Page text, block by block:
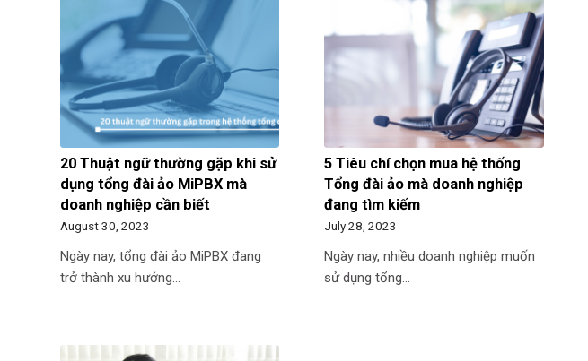
20 Thuật ngữ thường gặp khi sử
dụng tổng đài ảo MiPBX mà
doanh nghiệp cần biết
August 30, 2023
Ngày nay, tổng đài ảo MiPBX đang
trở thành xu hướng…
5 Tiêu chí chọn mua hệ thống
Tổng đài ảo mà doanh nghiệp
đang tìm kiếm
July 28, 2023
Ngày nay, nhiều doanh nghiệp muốn
sử dụng tổng…